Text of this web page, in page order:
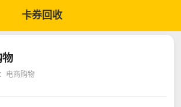
卡券回收
物
电商购物